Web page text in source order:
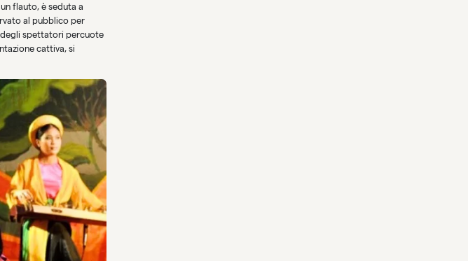
flauto, è seduta a
al pubblico per
degli spettatori percuote
cattiva, si